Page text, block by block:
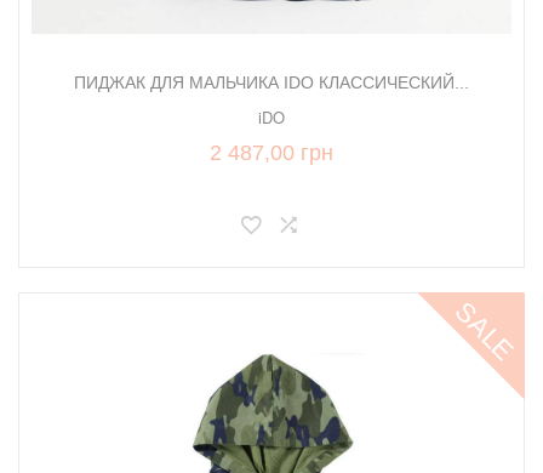
ПИДЖАК ДЛЯ МАЛЬЧИКА IDO КЛАССИЧЕСКИЙ...
iDO
2 487,00 грн
SALE